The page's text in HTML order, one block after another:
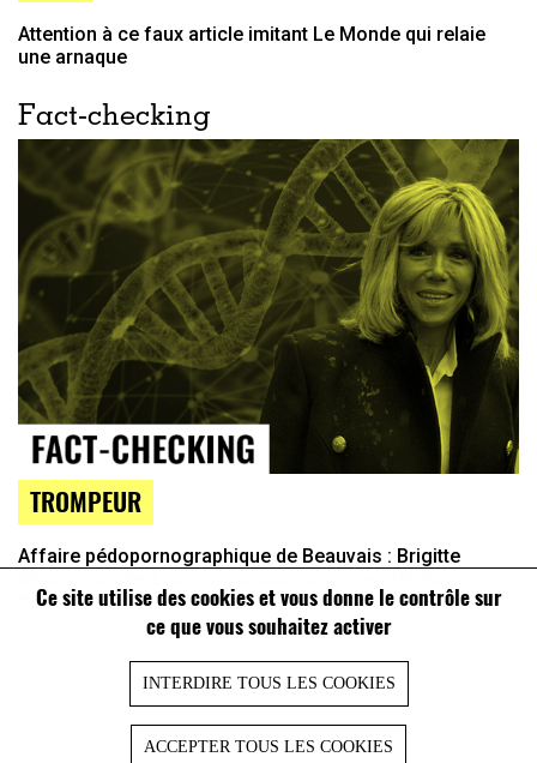
Ce site utilise des cookies et vous donne le contrôle sur
ce que vous souhaitez activer
INTERDIRE TOUS LES COOKIES
ACCEPTER TOUS LES COOKIES
Attention à ce faux article imitant Le Monde qui relaie
une arnaque
Fact-checking
TROMPEUR
Affaire pédopornographique de Beauvais : Brigitte
flou